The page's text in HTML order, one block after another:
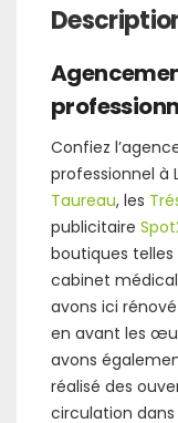
Confiez
professionnel à
Taureau, les
publicitaire
boutiques telles
cabinet
avons ici
en avant les
avons
réalisé des
circulation